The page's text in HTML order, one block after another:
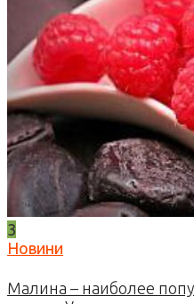
3
Новини
Малина – наиболее